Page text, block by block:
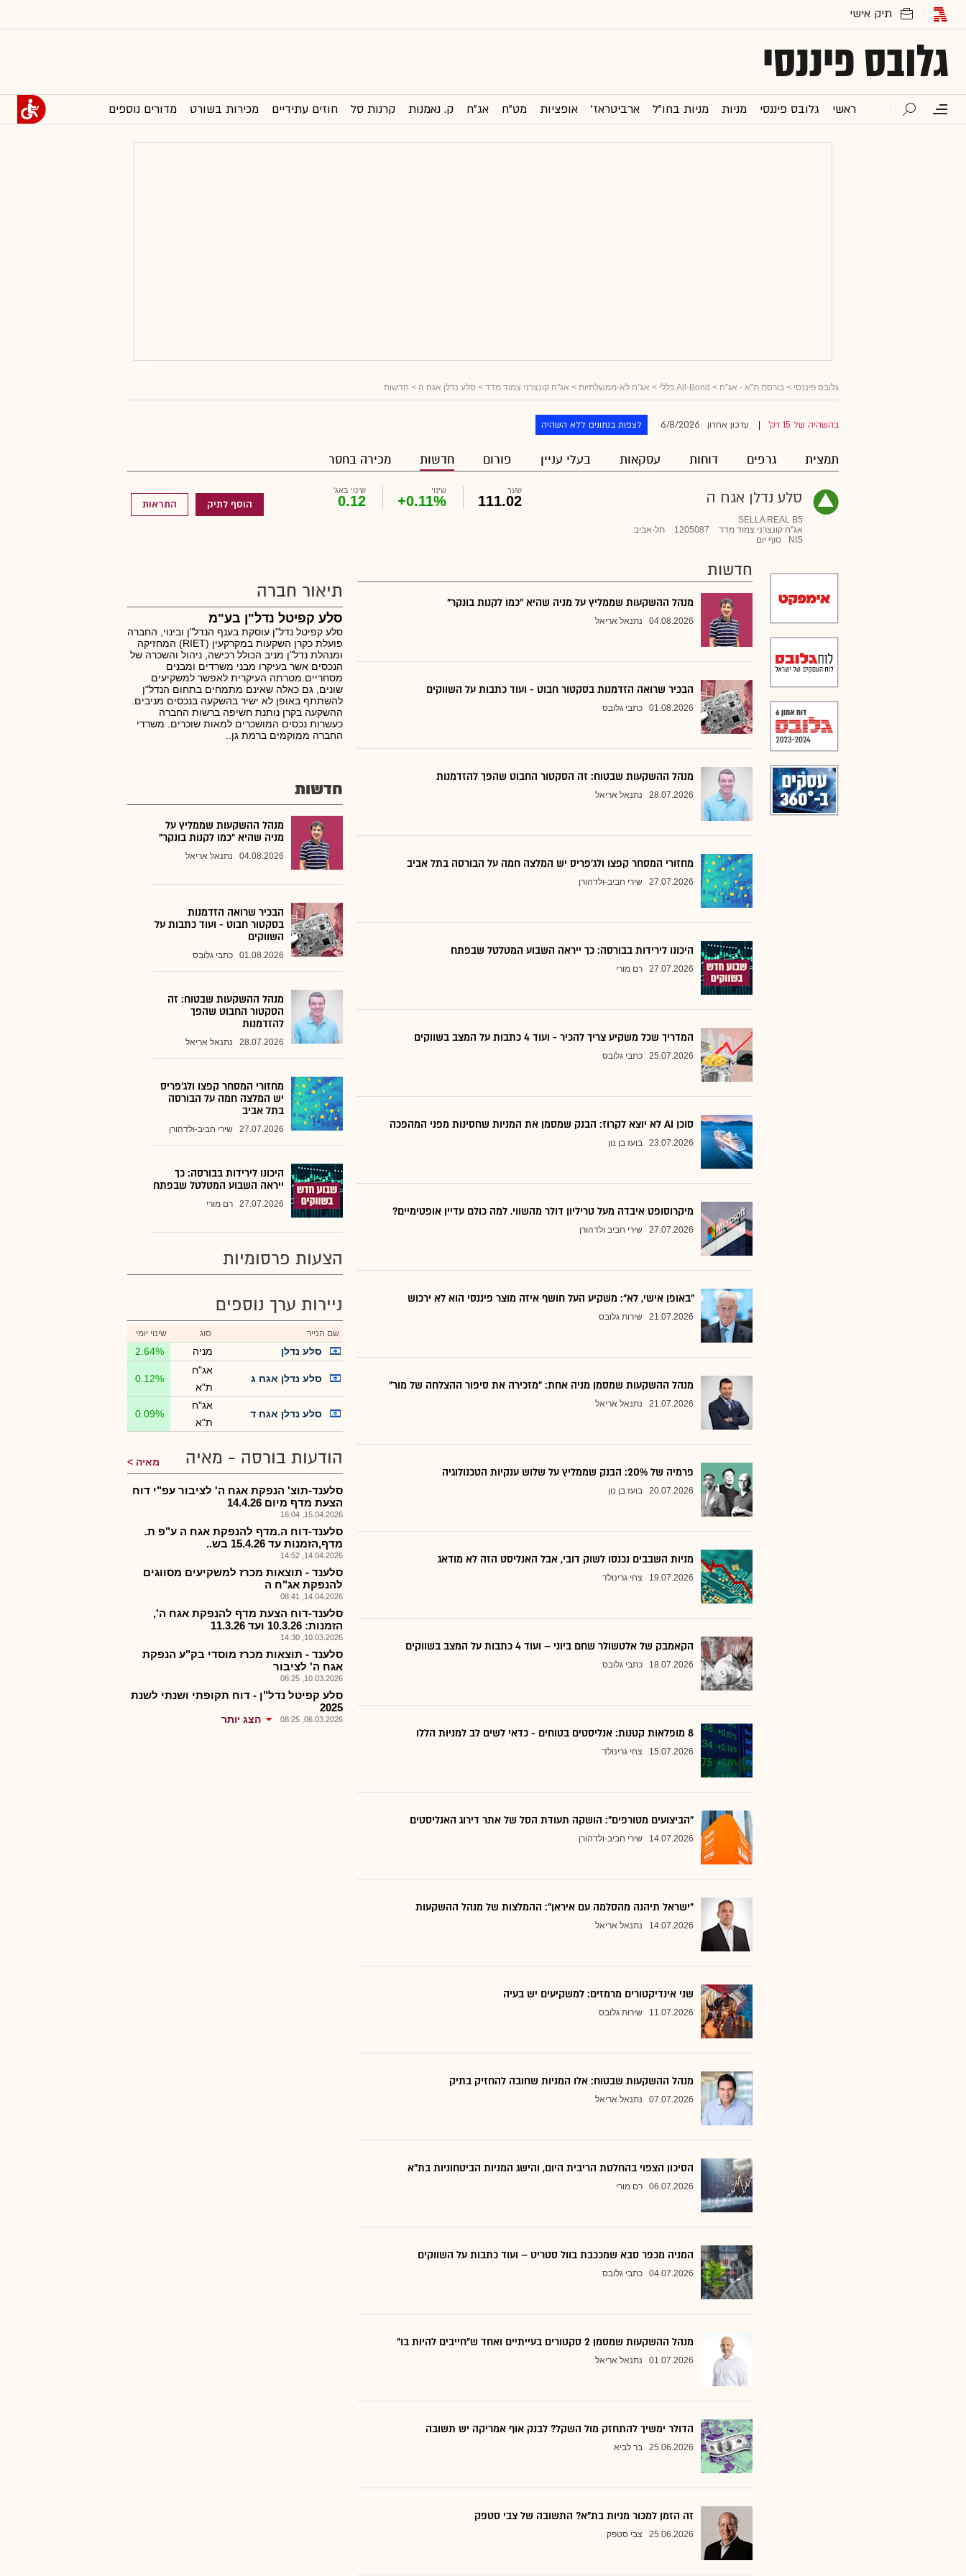
גלובס פיננסי
ראשי גלובס פיננסי מניות מניות בחו"ל ארביטראז' אופציות מט"ח אג"ח ק. נאמנות קרנות סל חוזים עתידיים מכירות בשורט מדורים נוספים
גלובס פיננסי > בורסת ת"א - אג"ח > All-Bond כללי > אג"ח לא-ממשלתיות > אג"ח קונצרני צמוד מדד > סלע נדלן אגח ה > חדשות
בהשהיה של 15 דק' עדכון אחרון 6/8/2026 לצפות בנתונים ללא השהיה
תמצית גרפים דוחות עסקאות בעלי עניין פורום חדשות מכירה בחסר
סלע נדלן אגח ה
SELLA REAL B5
אג"ח קונצרני צמוד מדד
1205087
תל-אביב
NIS
סוף יום
שער
111.02
שינוי
+0.11%
שינוי באג'
0.12 הוסף לתיק התראות
חדשות
מנהל ההשקעות שממליץ על מניה שהיא "כמו לקנות בונקר"
04.08.2026 נתנאל אריאל
הבכיר שרואה הזדמנות בסקטור חבוט - ועוד כתבות על השווקים
01.08.2026 כתבי גלובס
מנהל ההשקעות שבטוח: זה הסקטור החבוט שהפך להזדמנות
28.07.2026 נתנאל אריאל
מחזורי המסחר קפצו ולג'פריס יש המלצה חמה על הבורסה בתל אביב
27.07.2026 שירי חביב-ולדהורן
היכונו לירידות בבורסה: כך ייראה השבוע המטלטל שבפתח
27.07.2026 רם מורי
המדריך שכל משקיע צריך להכיר - ועוד 4 כתבות על המצב בשווקים
25.07.2026 כתבי גלובס
סוכן AI לא יוצא לקרוז: הבנק שמסמן את המניות שחסינות מפני המהפכה
23.07.2026 בועז בן נון
מיקרוסופט איבדה מעל טריליון דולר מהשווי. למה כולם עדיין אופטימיים?
27.07.2026 שירי חביב ולדהורן
"באופן אישי, לא": משקיע העל חושף איזה מוצר פיננסי הוא לא ירכוש
21.07.2026 שירות גלובס
מנהל ההשקעות שמסמן מניה אחת: "מזכירה את סיפור ההצלחה של מור"
21.07.2026 נתנאל אריאל
פרמיה של 20%: הבנק שממליץ על שלוש ענקיות הטכנולוגיה
20.07.2026 בועז בן נון
מניות השבבים נכנסו לשוק דובי, אבל האנליסט הזה לא מודאג
19.07.2026 צחי גרינולד
הקאמבק של אלטשולר שחם ביוני – ועוד 4 כתבות על המצב בשווקים
18.07.2026 כתבי גלובס
8 מופלאות קטנות: אנליסטים בטוחים - כדאי לשים לב למניות הללו
15.07.2026 צחי גרינולד
"הביצועים מטורפים": הושקה תעודת הסל של אתר דירוג האנליסטים
14.07.2026 שירי חביב-ולדהורן
"ישראל תיהנה מהסלמה עם איראן": ההמלצות של מנהל ההשקעות
14.07.2026 נתנאל אריאל
שני אינדיקטורים מרמזים: למשקיעים יש בעיה
11.07.2026 שירות גלובס
מנהל ההשקעות שבטוח: אלו המניות שחובה להחזיק בתיק
07.07.2026 נתנאל אריאל
הסיכון הצפוי בהחלטת הריבית היום, והישג המניות הביטחוניות בת"א
06.07.2026 רם מורי
המניה מכפר סבא שמככבת בוול סטריט – ועוד כתבות על השווקים
04.07.2026 כתבי גלובס
מנהל ההשקעות שמסמן 2 סקטורים בעייתיים ואחד ש"חייבים להיות בו"
01.07.2026 נתנאל אריאל
הדולר ימשיך להתחזק מול השקל? לבנק אוף אמריקה יש תשובה
25.06.2026 בר לביא
זה הזמן למכור מניות בת"א? התשובה של צבי סטפק
25.06.2026 צבי סטפק
תיאור חברה
סלע קפיטל נדל"ן בע"מ
סלע קפיטל נדל"ן עוסקת בענף הנדל"ן ובינוי, החברה
פועלת כקרן השקעות במקרקעין (RIET) המחזיקה
ומנהלת נדל"ן מניב הכולל רכישה, ניהול והשכרה של
הנכסים אשר בעיקרו מבני משרדים ומבנים
מסחריים.מטרתה העיקרית לאפשר למשקיעים
שונים, גם כאלה שאינם מתמחים בתחום הנדל"ן
להשתתף באופן לא ישיר בהשקעה בנכסים מניבים.
ההשקעה בקרן נותנת חשיפה ברשות החברה
כעשרות נכסים המושכרים למאות שוכרים. משרדי
החברה ממוקמים ברמת גן..
חדשות
מנהל ההשקעות שממליץ על
מניה שהיא "כמו לקנות בונקר"
04.08.2026 נתנאל אריאל
הבכיר שרואה הזדמנות
בסקטור חבוט - ועוד כתבות על
השווקים
01.08.2026 כתבי גלובס
מנהל ההשקעות שבטוח: זה
הסקטור החבוט שהפך
להזדמנות
28.07.2026 נתנאל אריאל
מחזורי המסחר קפצו ולג'פריס
יש המלצה חמה על הבורסה
בתל אביב
27.07.2026 שירי חביב-ולדהורן
היכונו לירידות בבורסה: כך
ייראה השבוע המטלטל שבפתח
27.07.2026 רם מורי
הצעות פרסומיות
ניירות ערך נוספים
שם הנייר סוג שינוי יומי
סלע נדלן מניה 2.64%
סלע נדלן אגח ג
אג"ח
ת"א
0.12%
סלע נדלן אגח ד
אג"ח
ת"א
0.09%
הודעות בורסה - מאיה מאיה
סלענד-תוצ' הנפקת אגח ה' לציבור עפ"י דוח
הצעת מדף מיום 14.4.26
15.04.2026, 16:04
סלענד-דוח ה.מדף להנפקת אגח ה ע"פ ת.
מדף,הזמנות עד 15.4.26 בש..
14.04.2026, 14:52
סלענד - תוצאות מכרז למשקיעים מסווגים
להנפקת אג"ח ה
14.04.2026, 08:41
סלענד-דוח הצעת מדף להנפקת אגח ה',
הזמנות: 10.3.26 ועד 11.3.26
10.03.2026, 14:30
סלענד - תוצאות מכרז מוסדי בק"ע הנפקת
אגח ה' לציבור
10.03.2026, 08:25
סלע קפיטל נדל"ן - דוח תקופתי ושנתי לשנת
2025
06.03.2026, 08:25 הצג יותר